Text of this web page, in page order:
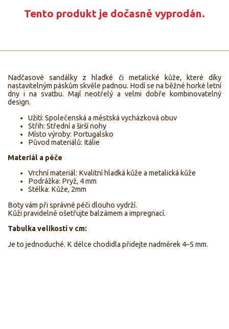
Tento produkt je dočasně vyprodán.
Nadčasové sandálky z hladké či metalické kůže, které díky
nastavitelným páskům skvěle padnou. Hodí se na běžné horké letní
dny i na svatbu. Mají neotřelý a velmi dobře kombinovatelný
design.
Užití: Společenská a městská vycházková obuv
Střih: Střední a širší nohy
Místo výroby: Portugalsko
Původ materiálů: Itálie
Materiál a péče
Vrchní materiál: Kvalitní hladká kůže a metalická kůže
Podrážka: Pryž, 4 mm
Stélka: Kůže, 2mm
Boty vám při správné péči dlouho vydrží.
Kůži pravidelně ošetřujte balzámem a impregnací.
Tabulka velikostí v cm:
Je to jednoduché. K délce chodidla přidejte nadměrek 4–5 mm.